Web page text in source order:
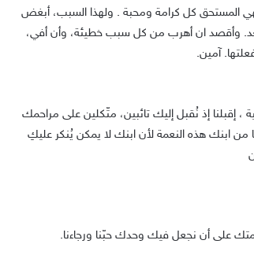
المستحق كل كرامة ومحبة . ولهذا السبب، أبغض
وأقصد ان أهرب من كل سبب خطيئة، وأن أفي،
آمين.
، إقبلنا إذ نُقبل إليك تائبين، متّكلين على مراحمك
من ابنك هذه النعمة لأن ابنك لا يمكن يُنكر عليكِ
على أن نجعل فيك وحدك حبّنا ورجاءنا.